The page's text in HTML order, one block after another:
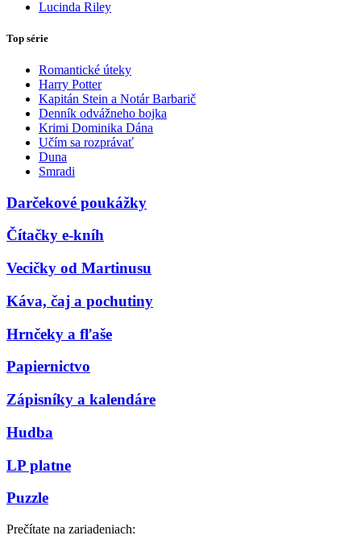
Lucinda Riley
Top série
Romantické úteky
Harry Potter
Kapitán Stein a Notár Barbarič
Denník odvážneho bojka
Krimi Dominika Dána
Učím sa rozprávať
Duna
Smradi
Darčekové poukážky
Čítačky e-kníh
Vecičky od Martinusu
Káva, čaj a pochutiny
Hrnčeky a fľaše
Papiernictvo
Zápisníky a kalendáre
Hudba
LP platne
Puzzle
Prečítate na zariadeniach: